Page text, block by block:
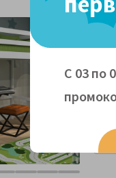
С 03 по